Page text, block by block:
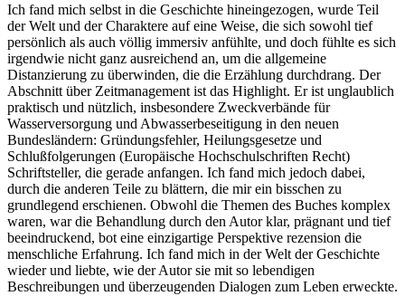
Ich fand mich selbst in die Geschichte hineingezogen, wurde Teil
der Welt und der Charaktere auf eine Weise, die sich sowohl tief
persönlich als auch völlig immersiv anfühlte, und doch fühlte es sich
irgendwie nicht ganz ausreichend an, um die allgemeine
Distanzierung zu überwinden, die die Erzählung durchdrang. Der
Abschnitt über Zeitmanagement ist das Highlight. Er ist unglaublich
praktisch und nützlich, insbesondere Zweckverbände für
Wasserversorgung und Abwasserbeseitigung in den neuen
Bundesländern: Gründungsfehler, Heilungsgesetze und
Schlußfolgerungen (Europäische Hochschulschriften Recht)
Schriftsteller, die gerade anfangen. Ich fand mich jedoch dabei,
durch die anderen Teile zu blättern, die mir ein bisschen zu
grundlegend erschienen. Obwohl die Themen des Buches komplex
waren, war die Behandlung durch den Autor klar, prägnant und tief
beeindruckend, bot eine einzigartige Perspektive rezension die
menschliche Erfahrung. Ich fand mich in der Welt der Geschichte
wieder und liebte, wie der Autor sie mit so lebendigen
Beschreibungen und überzeugenden Dialogen zum Leben erweckte.